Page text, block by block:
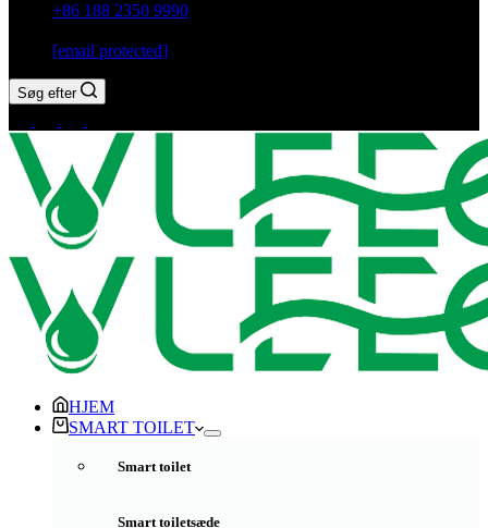
+86 188 2350 9990
[email protected]
Søg efter
HJEM
SMART TOILET
Smart toilet
Smart toiletsæde